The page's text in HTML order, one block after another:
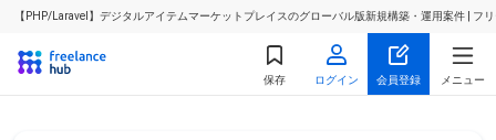
【PHP/Laravel】デジタルアイテムマーケットプレイスのグローバル版新規構築・運用案件 | フ
保存 ログイン 会員登録 メニュー